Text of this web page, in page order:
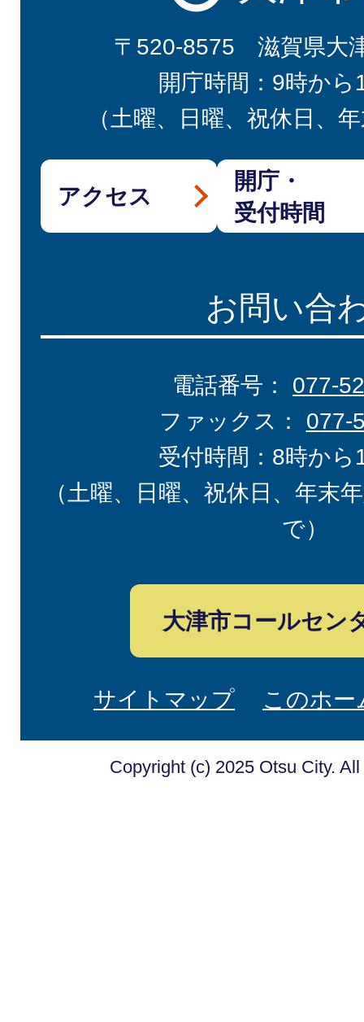
〒520-8575 滋賀県大
開庁時間：9時から
（土曜、日曜、祝休日、
アクセス
開庁・
受付時間
お問い合
電話番号： 077-
ファックス： 077-
受付時間：8時から
（土曜、日曜、祝休日、年末
で）
大津市コールセン
サイトマップ このホ
Copyright (c) 2025 Otsu City.